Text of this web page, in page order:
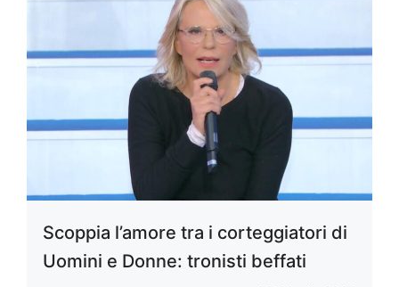
Scoppia l’amore tra i corteggiatori di
Uomini e Donne: tronisti beffati